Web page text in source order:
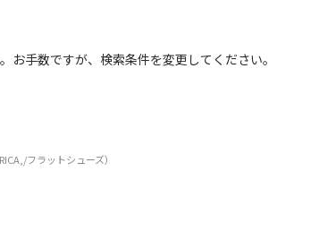
手数ですが、検索条件を変更してください。
フラットシューズ）